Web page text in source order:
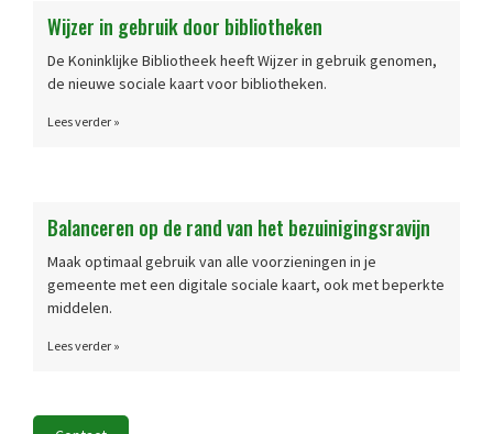
Wijzer in gebruik door bibliotheken
De Koninklijke Bibliotheek heeft Wijzer in gebruik genomen,
de nieuwe sociale kaart voor bibliotheken.
Lees verder »
Balanceren op de rand van het bezuinigingsravijn
Maak optimaal gebruik van alle voorzieningen in je
gemeente met een digitale sociale kaart, ook met beperkte
middelen.
Lees verder »